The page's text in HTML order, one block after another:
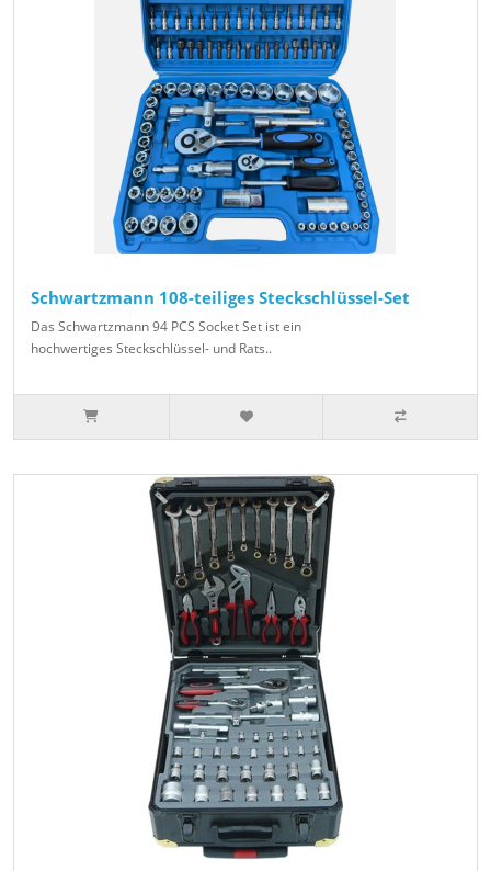
Schwartzmann 108-teiliges Steckschlüssel-Set
Das Schwartzmann 94 PCS Socket Set ist ein
hochwertiges Steckschlüssel- und Rats..